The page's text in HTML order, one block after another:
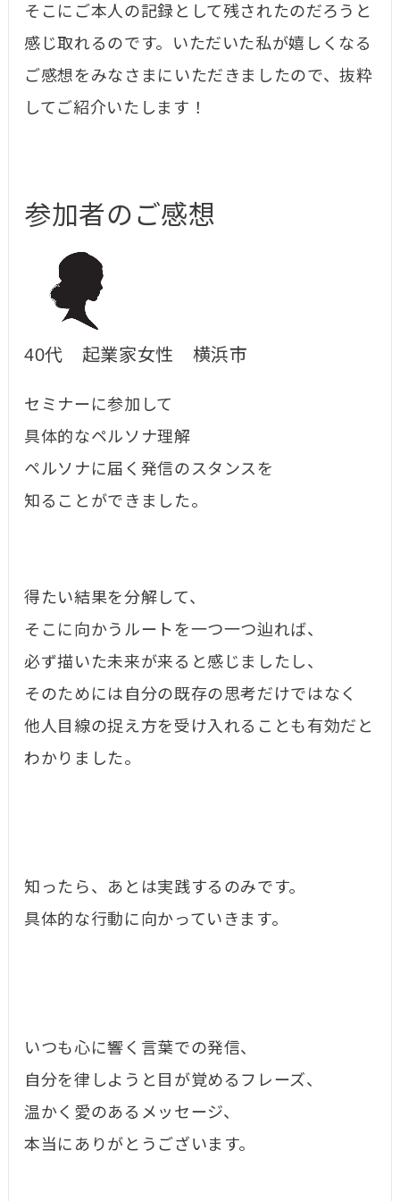
そこにご本人の記録として残されたのだろうと
感じ取れるのです。いただいた私が嬉しくなる
ご感想をみなさまにいただきましたので、抜粋
してご紹介いたします！
参加者のご感想
40代 起業家女性 横浜市
セミナーに参加して
具体的なペルソナ理解
ペルソナに届く発信のスタンスを
知ることができました。
得たい結果を分解して、
そこに向かうルートを一つ一つ辿れば、
必ず描いた未来が来ると感じましたし、
そのためには自分の既存の思考だけではなく
他人目線の捉え方を受け入れることも有効だと
わかりました。
知ったら、あとは実践するのみです。
具体的な行動に向かっていきます。
いつも心に響く言葉での発信、
自分を律しようと目が覚めるフレーズ、
温かく愛のあるメッセージ、
本当にありがとうございます。